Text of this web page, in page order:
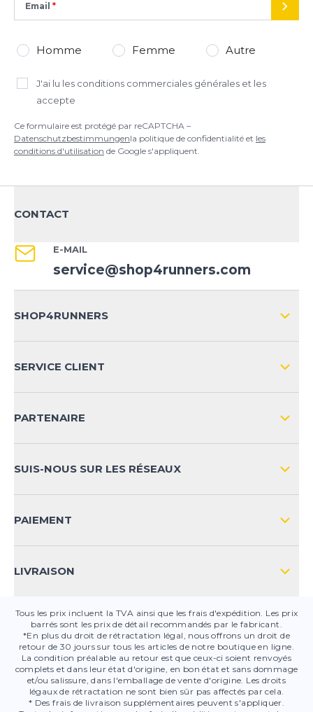
Email
Homme Femme Autre
J'ai lu les conditions commerciales générales et les
accepte
Ce formulaire est protégé par reCAPTCHA –
Datenschutzbestimmungenla politique de confidentialité et les
conditions d'utilisation de Google s'appliquent.
CONTACT
E-MAIL
service@shop4runners.com
SHOP4RUNNERS
SERVICE CLIENT
CONTACT
SÉCURITÉ DES PRODUITS
PARTENAIRE
SUIS-NOUS SUR LES RÉSEAUX
PAIEMENT
LIVRAISON
Tous les prix incluent la TVA ainsi que les frais d'expédition. Les prix
barrés sont les prix de détail recommandés par le fabricant.
*En plus du droit de rétractation légal, nous offrons un droit de
retour de 30 jours sur tous les articles de notre boutique en ligne.
La condition préalable au retour est que ceux-ci soient renvoyés
complets et dans leur état d'origine, en bon état et sans dommage
et/ou salissure, dans l'emballage de vente d'origine. Les droits
légaux de rétractation ne sont bien sûr pas affectés par cela.
* Des frais de livraison supplémentaires peuvent s'appliquer.